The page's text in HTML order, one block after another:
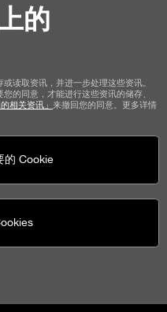
的
读取资讯，并进一步处理这些资讯。
的同意，才能进行这些资讯的储存、
相关资讯」 来撤回您的同意。更多详情
的 Cookie
明